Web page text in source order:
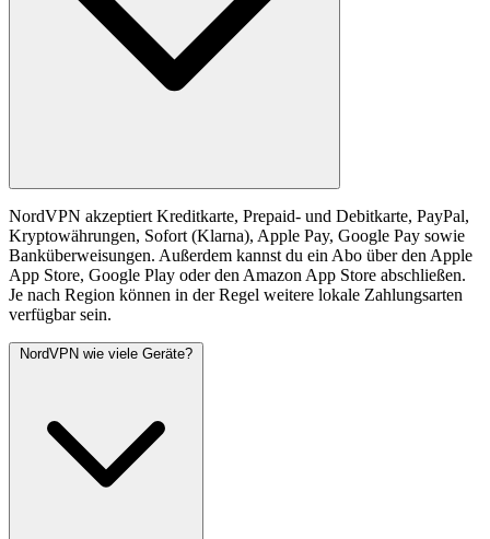
NordVPN akzeptiert Kreditkarte, Prepaid- und Debitkarte, PayPal,
Kryptowährungen, Sofort (Klarna), Apple Pay, Google Pay sowie
Banküberweisungen. Außerdem kannst du ein Abo über den Apple
App Store, Google Play oder den Amazon App Store abschließen.
Je nach Region können in der Regel weitere lokale Zahlungsarten
verfügbar sein.
NordVPN wie viele Geräte?